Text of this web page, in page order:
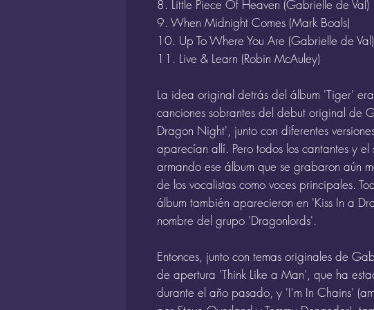
8. Little Piece Of Heaven (Gabrielle de Val)
9. When Midnight Comes (Mark Boals)
10. Up To Where You Are (Gabrielle de Val)
11. Live & Learn (Robin McAuley)
La idea original detrás del álbum 'Tiger'
canciones sobrantes del debut original de
Dragon Night', junto con diferentes
aparecían allí. Pero todos los cantantes y el
armando ese álbum que se grabaron aún
de los vocalistas como voces principales.
álbum también aparecieron en 'Kiss In a
nombre del grupo 'Dragonlords'.
Entonces, junto con temas originales de
de apertura 'Think Like a Man', que ha
durante el año pasado, y 'I'm In Chains'